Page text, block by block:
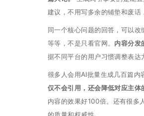
建议，不用写多余的铺垫和废话
同一个核心问题的回答，可以
等等，不是只看官网。 内容分发
据不同平台的用户习惯调整表达
很多人会用AI批量生成几百篇内
仅不会引用，还会降低对应主体
内容的效果好100倍。还有很多